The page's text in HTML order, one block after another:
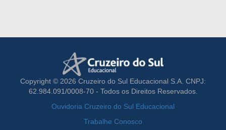
Copyright © 2026 Cruzeiro do Sul Educacional S.A. CNPJ:
62.984.091/0008-70 - Todos os Direitos Reservados.
Ouvidoria Cruzeiro do Sul Educacional
Trabalhe Conosco